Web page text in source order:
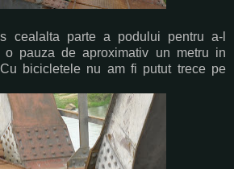
cealalta parte a podului pentru a-l
o pauza de aproximativ un metru in
bicicletele nu am fi putut trece pe